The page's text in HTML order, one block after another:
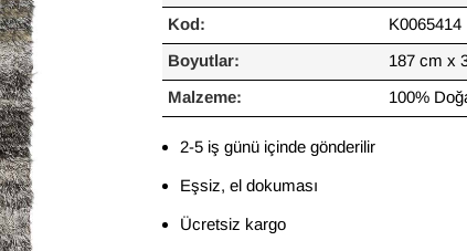
Kod: K0065414
Boyutlar: 187 cm x
Malzeme: 100%
2-5 iş günü içinde gönderilir
Eşsiz, el dokuması
Ücretsiz kargo